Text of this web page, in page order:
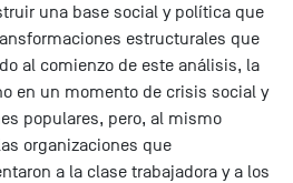
una base social y política que
estructurales que
al comienzo de este análisis, la
en un momento de crisis social y
populares, pero, al mismo
organizaciones que
a la clase trabajadora y a los